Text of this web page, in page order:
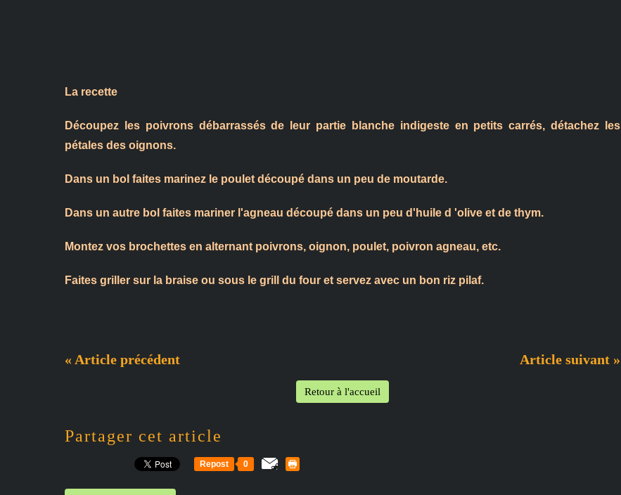
La recette
Découpez les poivrons débarrassés de leur partie blanche indigeste en petits carrés, détachez les
pétales des oignons.
Dans un bol faites marinez le poulet découpé dans un peu de moutarde.
Dans un autre bol faites mariner l'agneau découpé dans un peu d'huile d 'olive et de thym.
Montez vos brochettes en alternant poivrons, oignon, poulet, poivron agneau, etc.
Faites griller sur la braise ou sous le grill du four et servez avec un bon riz pilaf.
« Article précédent Article suivant »
Retour à l'accueil
Partager cet article
Repost 0